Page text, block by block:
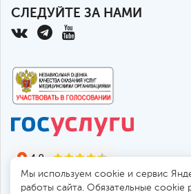
СЛЕДУЙТЕ ЗА НАМИ
Мы используем cookie и сервис
работы сайта. Обязательные cookie